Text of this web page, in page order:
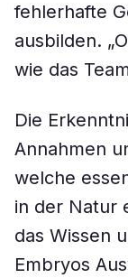
fehlerhafte
ausbilden.
wie das
Die
Annahmen
welche
in der Natur
das Wissen
Embryos